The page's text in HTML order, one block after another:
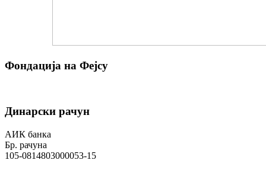
Фондација на Фејсу
Динарски рачун
АИК банка
Бр. рачуна
105-0814803000053-15